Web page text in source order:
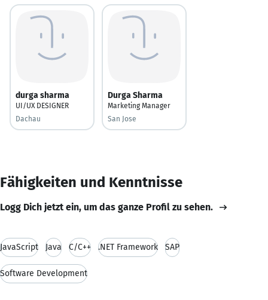
durga sharma
UI/UX DESIGNER
Dachau
Durga Sharma
Marketing Manager
San Jose
Fähigkeiten und Kenntnisse
Logg Dich jetzt ein, um das ganze Profil zu sehen.
JavaScript Java C/C++ .NET Framework SAP
Software Development